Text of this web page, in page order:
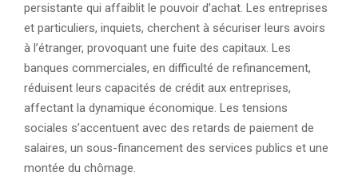
persistante qui affaiblit le pouvoir d’achat. Les entreprises
et particuliers, inquiets, cherchent à sécuriser leurs avoirs
à l’étranger, provoquant une fuite des capitaux. Les
banques commerciales, en difficulté de refinancement,
réduisent leurs capacités de crédit aux entreprises,
affectant la dynamique économique. Les tensions
sociales s’accentuent avec des retards de paiement de
salaires, un sous-financement des services publics et une
montée du chômage.